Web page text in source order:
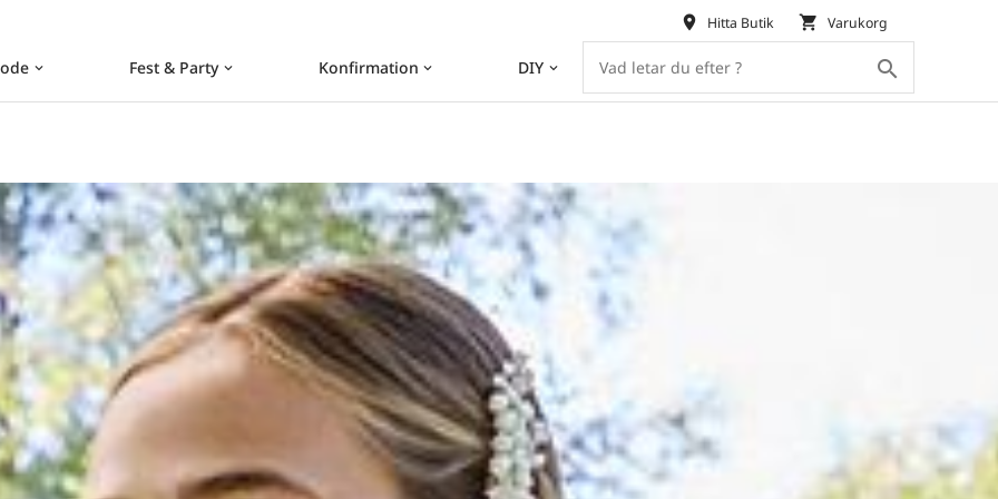
keyboard_arrow_down Fest & Party keyboard_arrow_down Konfirmation keyboard_arrow_down DIY keyboard_arrow_down search
place Hitta Butik shopping_cart Varukorg